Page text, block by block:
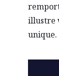
illustre
unique.